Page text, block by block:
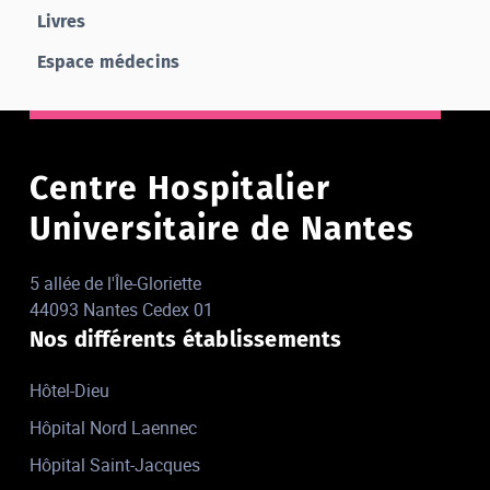
Livres
Espace médecins
Centre Hospitalier
Universitaire de Nantes
5 allée de l'Île-Gloriette
44093 Nantes Cedex 01
Nos différents établissements
Hôtel-Dieu
Hôpital Nord Laennec
Hôpital Saint-Jacques